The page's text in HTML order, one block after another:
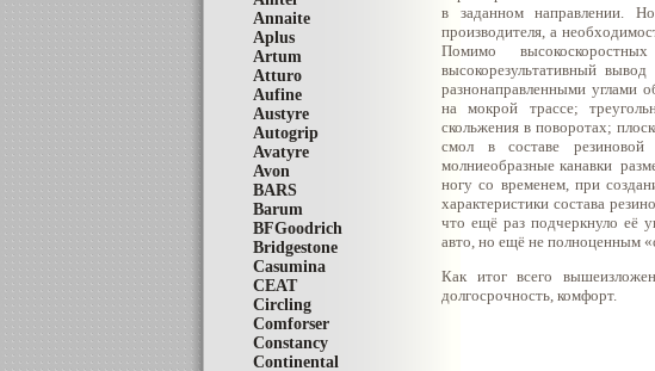
Annaite
Aplus
Artum
Atturo
Aufine
Austyre
Autogrip
Avatyre
Avon
BARS
Barum
BFGoodrich
Bridgestone
Casumina
CEAT
Circling
Comforser
Constancy
Continental
в заданном направлении.
производителя, а
Помимо
высокорезультативный вывод
разнонаправленными углами
на мокрой трассе;
скольжения в поворотах;
смол в составе
молниеобразные канавки
ногу со временем, при
характеристики состава
что ещё раз подчеркнуло её
авто, но ещё не полноценным
Как итог всего
долгосрочность, комфорт.